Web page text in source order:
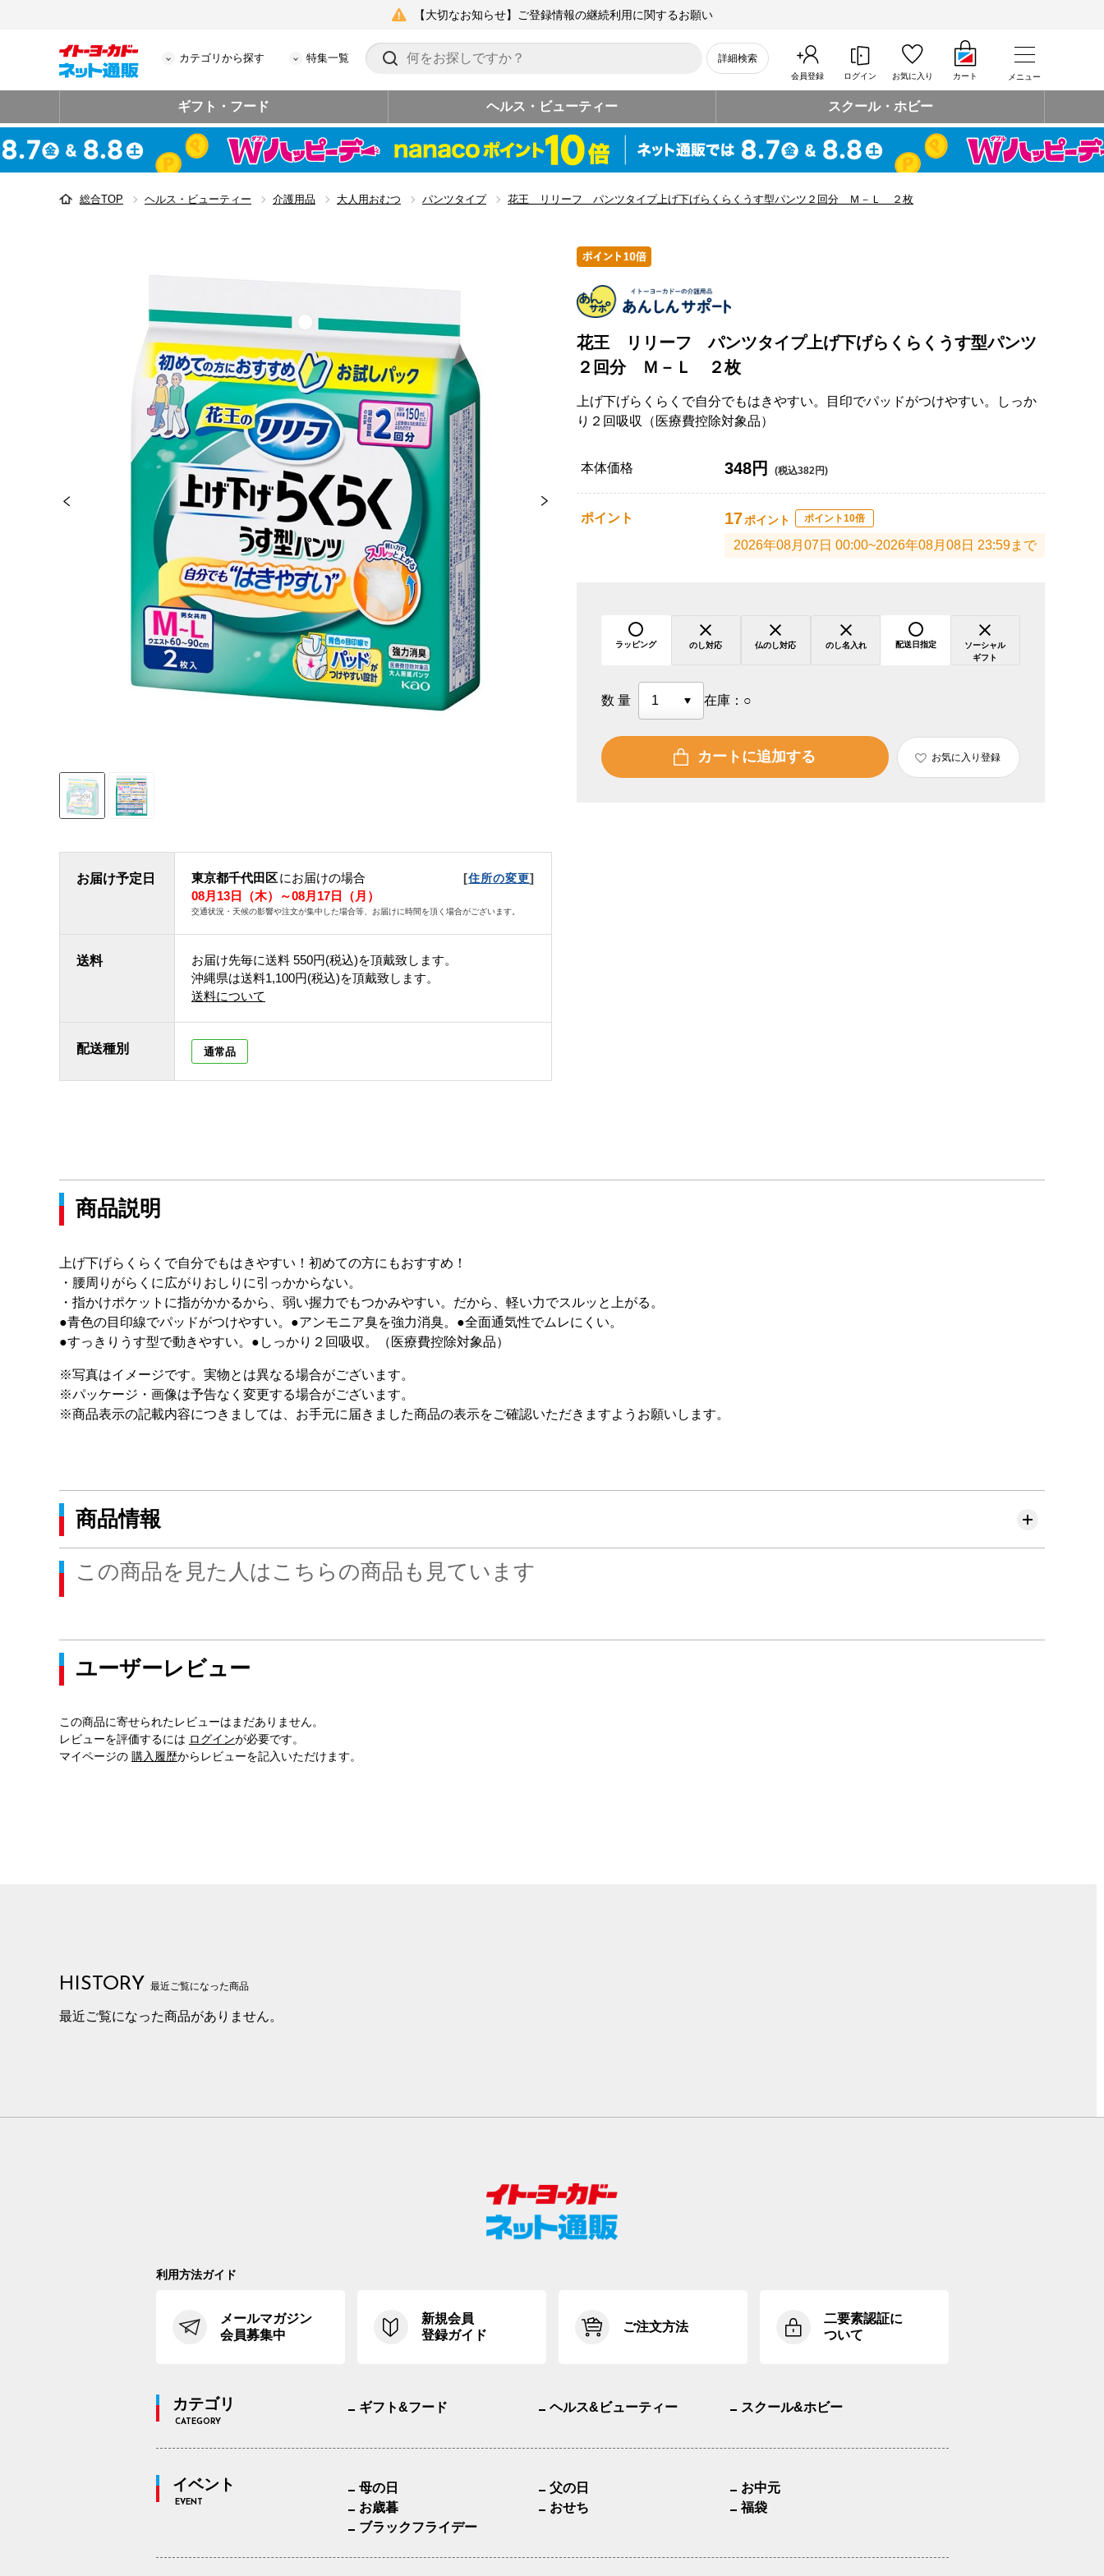
【大切なお知らせ】ご登録情報の継続利用に関するお願い
カテゴリから探す 特集一覧 詳細検索
会員登録 ログイン お気に入り カート メニュー
ギフト・フード ヘルス・ビューティー スクール・ホビー
総合TOP ヘルス・ビューティー 介護用品 大人用おむつ パンツタイプ 花王 リリーフ パンツタイプ上げ下げらくらくうす型パンツ２回分 Ｍ－Ｌ ２枚
お届け予定日 東京都千代田区にお届けの場合 [住所の変更]
08月13日（木）～08月17日（月）
交通状況・天候の影響や注文が集中した場合等、お届けに時間を頂く場合がございます。
送料 お届け先毎に送料 550円(税込)を頂戴致します。
沖縄県は送料1,100円(税込)を頂戴致します。
送料について
配送種別 通常品
花王 リリーフ パンツタイプ上げ下げらくらくうす型パンツ
２回分 Ｍ－Ｌ ２枚
上げ下げらくらくで自分でもはきやすい。目印でパッドがつけやすい。しっか
り２回吸収（医療費控除対象品）
本体価格 348円 (税込382円)
ポイント 17ポイント ポイント10倍
2026年08月07日 00:00~2026年08月08日 23:59まで
ラッピング のし対応 仏のし対応 のし名入れ 配送日指定
ソーシャル
ギフト
数量 在庫： ○
カートに追加する お気に入り登録
商品説明
上げ下げらくらくで自分でもはきやすい！初めての方にもおすすめ！
・腰周りがらくに広がりおしりに引っかからない。
・指かけポケットに指がかかるから、弱い握力でもつかみやすい。だから、軽い力でスルッと上がる。
●青色の目印線でパッドがつけやすい。●アンモニア臭を強力消臭。●全面通気性でムレにくい。
●すっきりうす型で動きやすい。●しっかり２回吸収。（医療費控除対象品）
※写真はイメージです。実物とは異なる場合がございます。
※パッケージ・画像は予告なく変更する場合がございます。
※商品表示の記載内容につきましては、お手元に届きました商品の表示をご確認いただきますようお願いします。
商品情報
この商品を見た人はこちらの商品も見ています
ユーザーレビュー
この商品に寄せられたレビューはまだありません。
レビューを評価するには ログインが必要です。
マイページの 購入履歴からレビューを記入いただけます。
HISTORY 最近ご覧になった商品
最近ご覧になった商品がありません。
利用方法ガイド
メールマガジン
会員募集中
新規会員
登録ガイド
ご注文方法
二要素認証に
ついて
カテゴリ
CATEGORY
ギフト&フード ヘルス&ビューティー スクール&ホビー
イベント
EVENT
母の日 父の日
お中元
お歳暮
おせち
福袋
ブラックフライデー